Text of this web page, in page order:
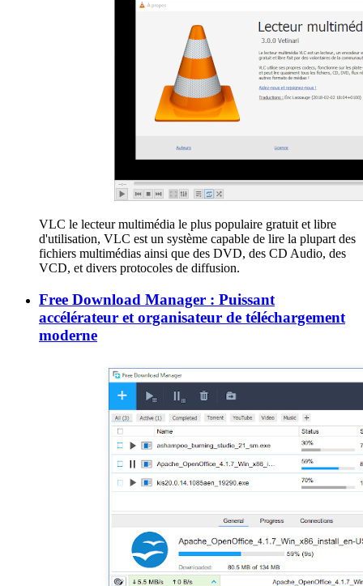
VLC le lecteur multimédia le plus populaire gratuit et libre
d'utilisation, VLC est un système capable de lire la plupart des
fichiers multimédias ainsi que des DVD, des CD Audio, des
VCD, et divers protocoles de diffusion.
Free Download Manager : Puissant
accélérateur et organisateur de téléchargement
moderne